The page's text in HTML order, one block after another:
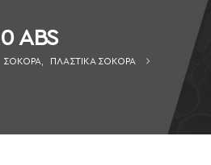
ABS
ΣΌΚΟΡΑ,
ΠΛΑΣΤΙΚΆ ΣΌΚΟΡΑ